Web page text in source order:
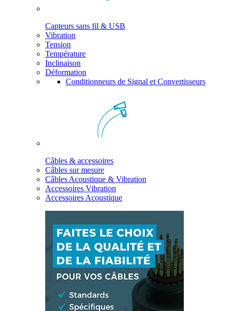
Capteurs sans fil & USB
Vibration
Tension
Température
Inclinaison
Déformation
Conditionneurs de Signal et Convertisseurs
Câbles & accessoires
Câbles sur mesure
Câbles Acoustique & Vibration
Accessoires Vibration
Accessoires Acoustique